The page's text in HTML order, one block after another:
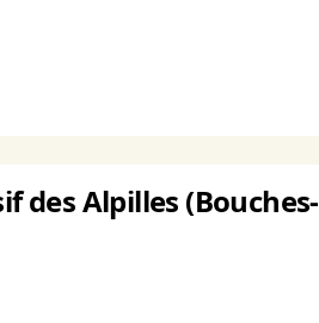
des Alpilles